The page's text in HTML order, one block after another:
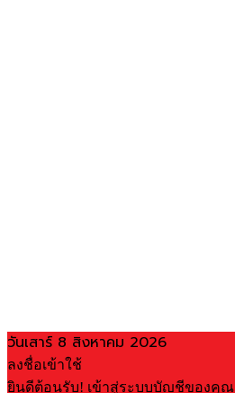
วันเสาร์ 8 สิงหาคม 2026
ลงชื่อเข้าใช้
ยินดีต้อนรับ! เข้าสู่ระบบบัญชีของคุณ